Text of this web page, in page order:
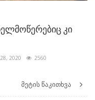
კი
2020 2560
მეტის წაკითხვა